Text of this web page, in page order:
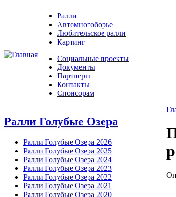
Ралли
Автомногоборье
Любительское ралли
Картинг
Социальные проекты
Документы
Партнеры
Контакты
Спонсорам
Ралли Голубые Озера
Ралли Голубые Озера 2026
Ралли Голубые Озера 2025
Ралли Голубые Озера 2024
Ралли Голубые Озера 2023
Ралли Голубые Озера 2022
Ралли Голубые Озера 2021
Ралли Голубые Озера 2020